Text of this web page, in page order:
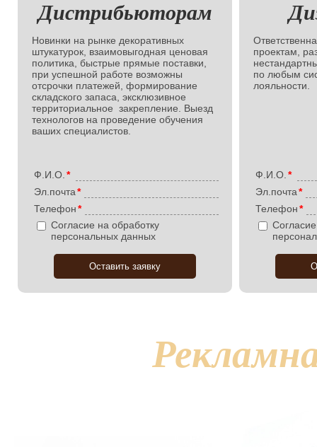
Дистрибьюторам
Новинки на рынке декоративных
штукатурок, взаимовыгодная ценовая
политика, быстрые прямые поставки,
при успешной работе возможны
отсрочки платежей, формирование
складского запаса, эксклюзивное
территориальное закрепление. Выезд
технологов на проведение обучения
ваших специалистов.
Ф.И.О. *
Эл.почта*
Телефон*
Согласие на обработку
персональных данных
проектам,
по любым
лояльности.
Ф.И.О. *
Эл.почта*
Телефон*